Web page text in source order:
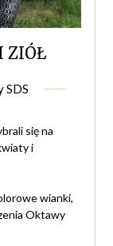
ZIÓŁ
SDS
się na
i
wianki,
Oktawy